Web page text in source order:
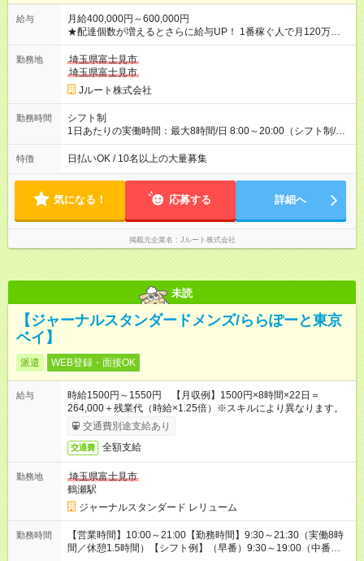
給与
月給400,000円～600,000円
★配達個数が増えるとさらに給与UP！ 1番稼ぐ人で月120万ほ
ど！ ・主要都市エリア 月収55万円／週5日稼働 月収65万~112
万円／週6日稼働 ・地方郊外エリア 月収40万円／週5日稼働 月
収40万円~50万円／週6日稼働 ＜モデルイメージ＞ ■月収50万
円 (27歳男性/江東区在住)※元建築関係 1日150個配達×25日勤務
(日休み) ■月収80万円(43歳男性/墨田区在住)※元営業 1日200個
勤務地
埼玉県富士見市
埼玉県富士見市
Jルート株式会社
勤務時間
シフト制
1日あたりの実働時間：最大8時間/日 8:00～20:00（シフト制/実
働8時間） ※週5日勤務（場所次第では週4も有り） ※配達状況に
よって時間外での勤務可能性有り ※案件により多少の前後あり
特徴 日払いOK / 10名以上の大量募集
気になる！ 応募する 詳細へ
掲載元企業名 Jルート株式会社
未読
【ジャーナルスタンダードメンズ/ららぽーと東京
ベイ】
派遣 WEB登録・面接OK
給与
時給1500円～1550円 【月収例】1500円×8時間×22日＝
264,000＋残業代（時給×1.25倍）※スキルにより異なります。
交通費別途支給あり
交通費 全額支給
勤務地
埼玉県富士見市
鶴瀬駅
ジャーナルスタンダード レリューム
勤務時間
【営業時間】10:00～21:00【勤務時間】9:30～21:30（実働8時
間／休憩1.5時間）【シフト例】（早番）9:30～19:00（中番）